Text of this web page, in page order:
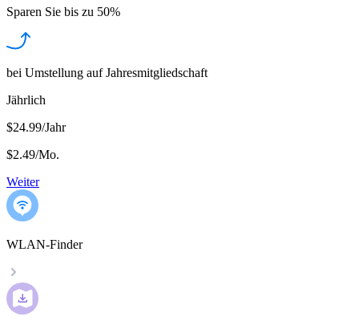
Sparen Sie bis zu 50%
bei Umstellung auf Jahresmitgliedschaft
Jährlich
$24.99/Jahr
$2.49/Mo.
Weiter
WLAN-Finder